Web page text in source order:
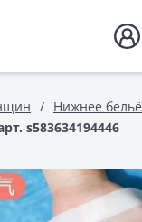
Нижнее бельё
s583634194446